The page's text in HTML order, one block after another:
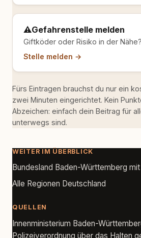
⚠️Gefahrenstelle melden
Giftköder oder Risiko in der Nähe?
Stelle melden →
Fürs Eintragen brauchst du nur ein
zwei Minuten eingerichtet. Kein
Abzeichen: einfach dein Beitrag für
unterwegs sind.
WEITER IM ÜBERBLICK
Bundesland Baden-Württemberg mit
Alle Regionen Deutschland
QUELLEN
Innenministerium Baden-
Polizeiverordnung über das Halten